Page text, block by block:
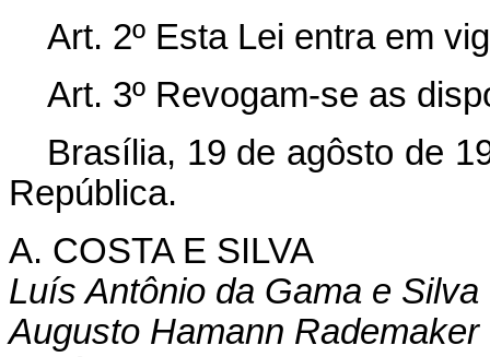
Art. 2º Esta Lei entra em
Art. 3º Revogam-se as
Brasília, 19 de agôsto de
República.
A. COSTA E SILVA
Luís Antônio da Gama e Silva
Augusto Hamann